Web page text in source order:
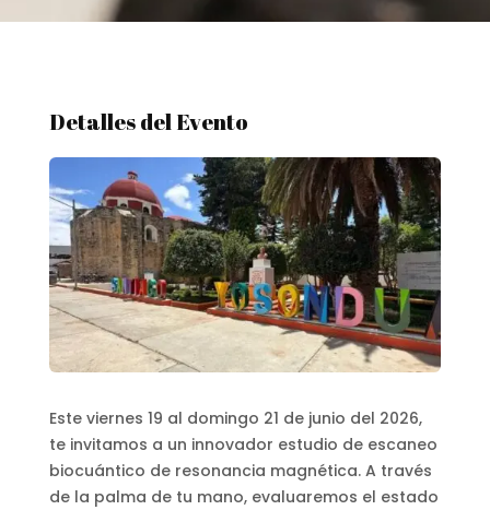
Detalles del Evento
Este viernes 19 al domingo 21 de junio del 2026,
te invitamos a un innovador estudio de escaneo
biocuántico de resonancia magnética. A través
de la palma de tu mano, evaluaremos el estado